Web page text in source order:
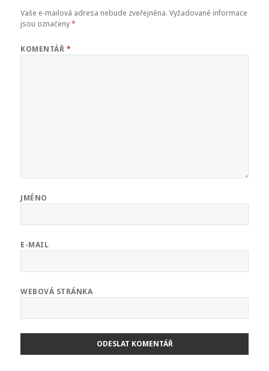
Vaše e-mailová adresa nebude zveřejněna. Vyžadované informace
jsou označeny*
KOMENTÁŘ *
JMÉNO
E-MAIL
WEBOVÁ STRÁNKA